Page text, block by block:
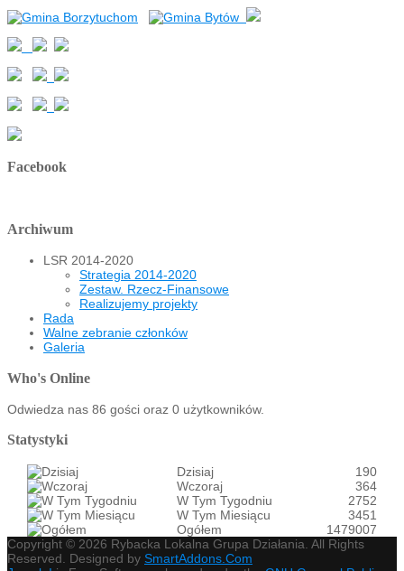
Facebook
Archiwum
LSR 2014-2020
Strategia 2014-2020
Zestaw. Rzecz-Finansowe
Realizujemy projekty
Rada
Walne zebranie członków
Galeria
Who's Online
Odwiedza nas 86 gości oraz 0 użytkowników.
Statystyki
Dzisiaj
190
Wczoraj
364
W Tym Tygodniu
2752
W Tym Miesiącu
3451
Ogółem
1479007
Copyright © 2026 Rybacka Lokalna Grupa Działania. All Rights
Reserved. Designed by SmartAddons.Com